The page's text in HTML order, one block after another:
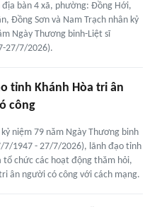
bàn 4 xã, phường: Đồng Hới,
Đồng Sơn và Nam Trạch nhân kỷ
Ngày Thương binh-Liệt sĩ
27/7/2026).
tỉnh Khánh Hòa tri ân
công
niệm 79 năm Ngày Thương binh
7/1947 - 27/7/2026), lãnh đạo tỉnh
tổ chức các hoạt động thăm hỏi,
ân người có công với cách mạng.